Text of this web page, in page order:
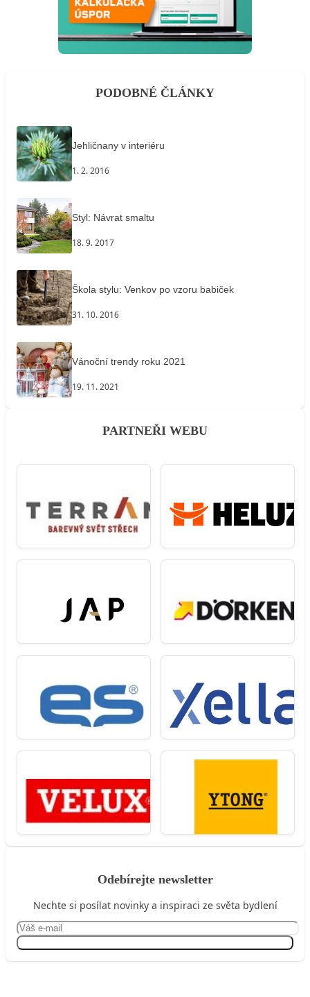
PODOBNÉ ČLÁNKY
Jehličnany v interiéru
1. 2. 2016
Styl: Návrat smaltu
18. 9. 2017
Škola stylu: Venkov po vzoru babiček
31. 10. 2016
Vánoční trendy roku 2021
19. 11. 2021
PARTNEŘI WEBU
Odebírejte newsletter
Nechte si posílat novinky a inspiraci ze světa bydlení